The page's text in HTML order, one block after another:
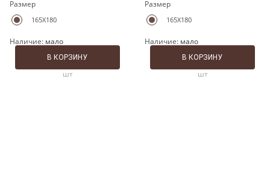
Размер
165X180
Наличие: мало
шт
В КОРЗИНУ
Размер
165X180
Наличие: мало
шт
В КОРЗИНУ